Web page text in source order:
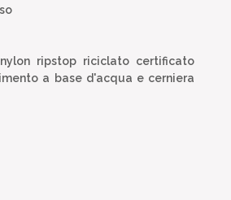
ripstop riciclato certificato
a base d'acqua e cerniera